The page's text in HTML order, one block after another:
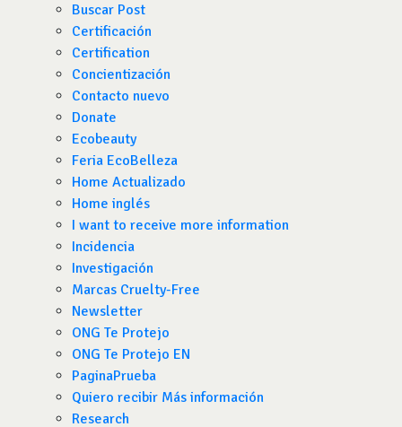
Buscar Post
Certificación
Certification
Concientización
Contacto nuevo
Donate
Ecobeauty
Feria EcoBelleza
Home Actualizado
Home inglés
I want to receive more information
Incidencia
Investigación
Marcas Cruelty-Free
Newsletter
ONG Te Protejo
ONG Te Protejo EN
PaginaPrueba
Quiero recibir Más información
Research